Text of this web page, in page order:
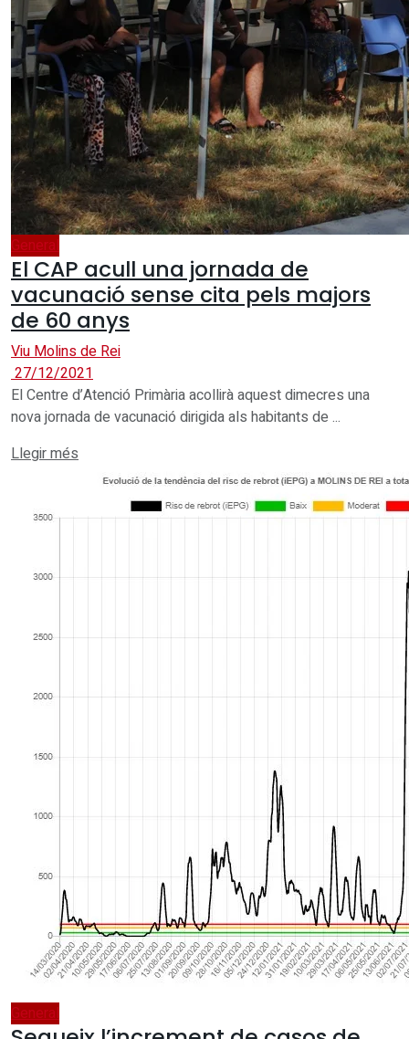
General
El CAP acull una jornada de
vacunació sense cita pels majors
de 60 anys
Viu Molins de Rei
27/12/2021
El Centre d’Atenció Primària acollirà aquest dimecres una
nova jornada de vacunació dirigida als habitants de ...
Llegir més
General